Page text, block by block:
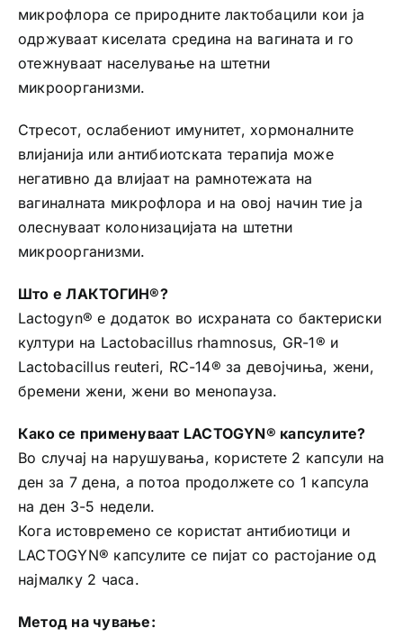
микрофлора се природните лактобацили кои ја
одржуваат киселата средина на вагината и го
отежнуваат населување на штетни
микроорганизми.
Стресот, ослабениот имунитет, хормоналните
влијанија или антибиотската терапија може
негативно да влијаат на рамнотежата на
вагиналната микрофлора и на овој начин тие ја
олеснуваат колонизацијата на штетни
микроорганизми.
Што е ЛАКТОГИН®?
Lactogyn® е додаток во исхраната со бактериски
култури на Lactobacillus rhamnosus, GR-1® и
Lactobacillus reuteri, RC-14® за девојчиња, жени,
бремени жени, жени во менопауза.
Како се применуваат LACTOGYN® капсулите?
Во случај на нарушувања, користете 2 капсули на
ден за 7 дена, а потоа продолжете со 1 капсула
на ден 3-5 недели.
Кога истовремено се користат антибиотици и
LACTOGYN® капсулите се пијат со растојание од
најмалку 2 часа.
Метод на чување: